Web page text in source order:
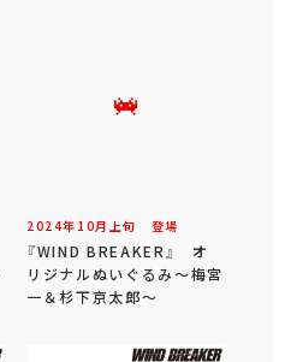
2024年 10月 上旬 登場
『WIND BREAKER』 オ
リジナルぬいぐるみ～梅宮
一＆杉下京太郎～